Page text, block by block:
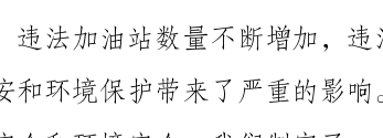
行业秩序，保障公共安全和环境安全，我们制定了____违法加油